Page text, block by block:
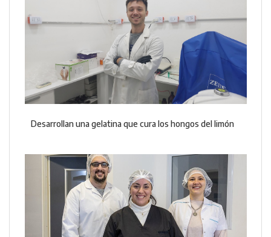
Desarrollan una gelatina que cura los hongos del limón